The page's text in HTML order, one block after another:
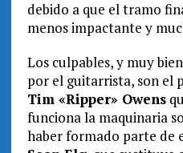
debido a que el tramo
menos impactante y
Los culpables, y muy
por el guitarrista, son el
Tim «Ripper» Owens
funciona la maquinaria
haber formado parte de